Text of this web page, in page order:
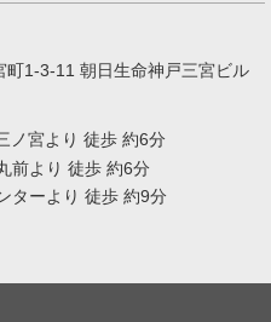
町1-3-11 朝日生命神戸三宮ビル
ノ宮より 徒歩 約6分
前より 徒歩 約6分
ターより 徒歩 約9分